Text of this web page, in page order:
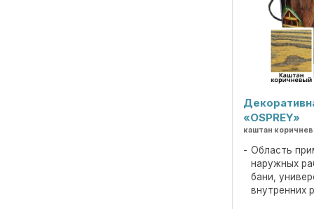
«OSPREY»
каштан
Область
наружных
бани,
внутренних